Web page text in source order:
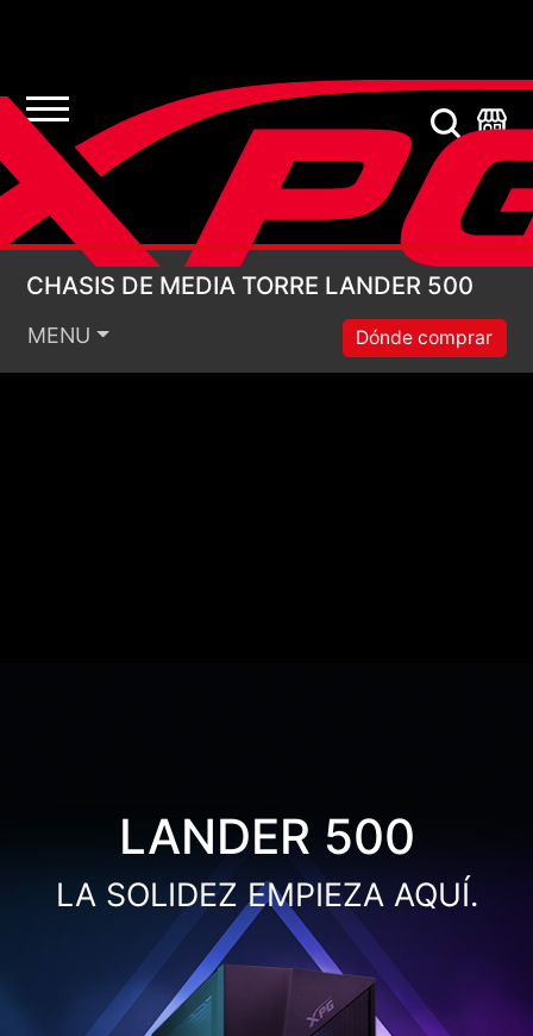
CHASIS DE MEDIA
CHASIS DE MEDIA TORRE LANDER 500
MENU Dónde comprar
LANDER 500
LA SOLIDEZ EMPIEZA AQUÍ.